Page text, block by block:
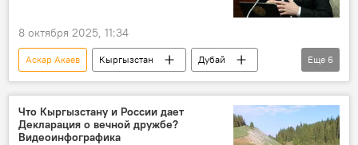
8 октября 2025, 11:34
Аскар Акаев Кыргызстан
Дубай
экс-президент
встреча
Курманбек Бакиев
Алмазбек Атамбаев
Садыр Жапаров
Сооронбай Жээнбеков
Еще 6
Что Кыргызстану и России дает
Декларация о вечной дружбе?
Видеоинфографика